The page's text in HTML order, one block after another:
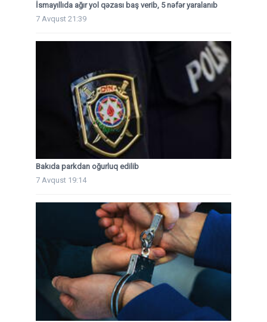
İsmayıllıda ağır yol qəzası baş verib, 5 nəfər yaralanıb
7 Avqust 21:39
Bakıda parkdan oğurluq edilib
7 Avqust 19:14